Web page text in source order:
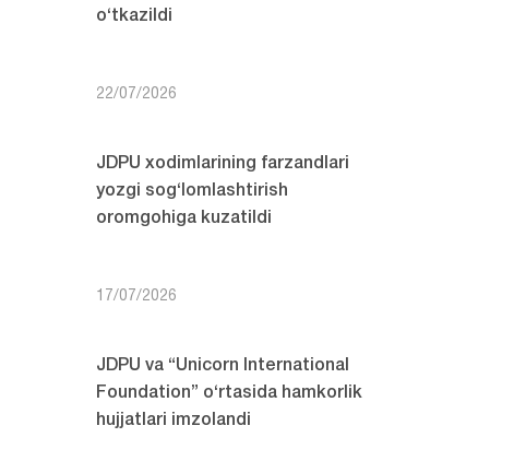
o‘tkazildi
22/07/2026
JDPU xodimlarining farzandlari
yozgi sog‘lomlashtirish
oromgohiga kuzatildi
17/07/2026
JDPU va “Unicorn International
Foundation” o‘rtasida hamkorlik
hujjatlari imzolandi